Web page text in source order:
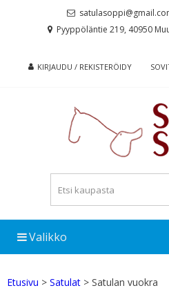
Pyyppöläntie 219, 40950
KIRJAUDU / REKISTERÖIDY
Valikko
Etusivu > Satulat > Satulan vuokra